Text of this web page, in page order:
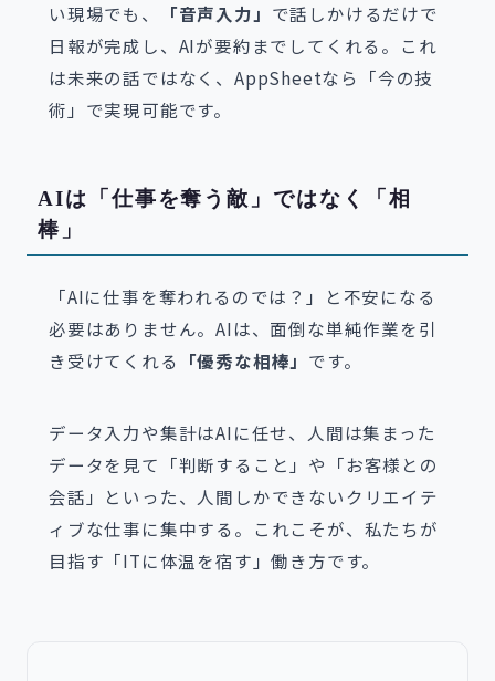
い現場でも、
「音声入力」 で話しかけるだけで
日報が完成し、AIが要約までしてくれる。これ
は未来の話ではなく、AppSheetなら「今の技
術」で実現可能です。
AIは「仕事を奪う敵」ではなく「相
棒」
「AIに仕事を奪われるのでは？」と不安になる
必要はありません。AIは、面倒な単純作業を引
き受けてくれる
「優秀な相棒」 です。
データ入力や集計はAIに任せ、人間は集まった
データを見て「判断すること」や「お客様との
会話」といった、人間しかできないクリエイテ
ィブな仕事に集中する。これこそが、私たちが
目指す「ITに体温を宿す」働き方です。